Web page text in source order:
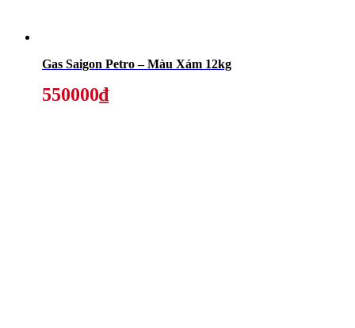
Gas Saigon Petro – Màu Xám 12kg
550000₫